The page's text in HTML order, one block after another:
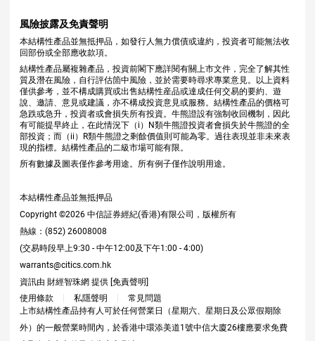
風險披露及免責聲明
本結構性產品並無抵押品，如發行人無力償債或違約，投資者可能無法收
回部份或全部應收款項。
結構性產品屬複雜產品，投資前閣下應詳閱有關上市文件，完全了解其性
質及潛在風險，自行評估箇中風險，並於需要時尋求專業意見。以上資料
僅供參考，並不構成購買或出售結構性産品或達成任何交易的要約、遊
說、邀請、意見或建議，亦不構成投資意見或服務。結構性產品的價格可
急跌或急升，投資者或會損失所有投資。牛熊證設有強制收回機制，因此
有可能提早終止，在此情況下（i）N類牛熊證投資者會損失於牛熊證的全
部投資；而（ii）R類牛熊證之剩餘價值則可能為零。過往表現並非未來表
現的指標。結構性產品的二級市場可能有限。
所有數據及圖表僅作參考用途。所有例子僅作說明用途。
本結構性產品並無抵押品
Copyright ©2026 中信証券經紀(香港)有限公司，版權所有
熱線：(852) 26008008
(交易時段早上9:30 - 中午12:00及下午1:00 - 4:00)
warrants@citics.com.hk
資訊由 財經智珠網 提供 [免責聲明]
使用條款
私隱聲明
常見問題
上市結構性產品持有人可於任何營業日（星期六、星期日及公眾假期除
外）的一般營業時間內，於香港中環添美道1號中信大廈26樓應要求免費